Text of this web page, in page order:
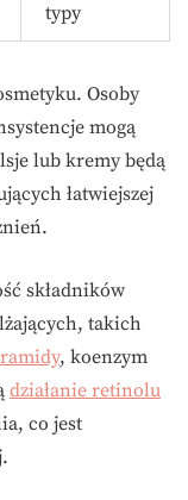
typy
Osoby
mogą
lub kremy będą
łatwiejszej
składników
takich
, koenzym
działanie retinolu
co jest